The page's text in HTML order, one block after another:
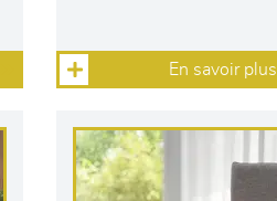
En savoir plus